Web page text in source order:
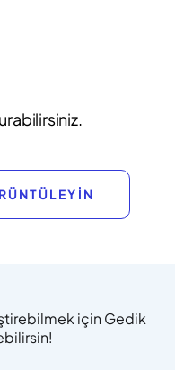
için Gedik